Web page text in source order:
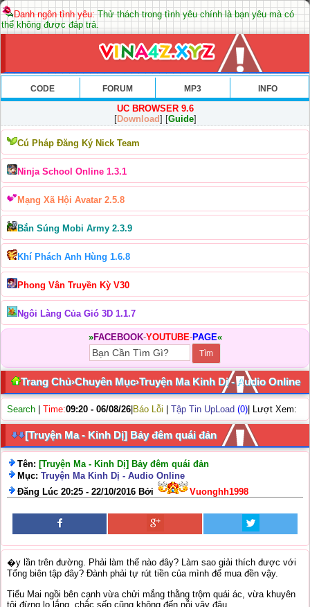
Danh ngôn tình yêu:Thử thách trong tình yêu chính là bạn yêu mà có
thể không được đáp trả.
CODE FORUM MP3 INFO
UC BROWSER 9.6
[Download] [Guide]
Cú Pháp Đăng Ký Nick Team
Ninja School Online 1.3.1
Mạng Xã Hội Avatar 2.5.8
Bắn Súng Mobi Army 2.3.9
Khí Phách Anh Hùng 1.6.8
Phong Vân Truyền Kỳ V30
Ngôi Làng Của Gió 3D 1.1.7
»FACEBOOK-YOUTUBE-PAGE«
Trang Chủ›Chuyên Mục›Truyện Ma Kinh Dị - Audio Online
Search Time:09:20 - 06/08/26 Báo Lỗi Tập Tin UpLoad (0) | Lượt Xem:
[Truyện Ma - Kinh Dị] Bảy đêm quái đản
Tên: [Truyện Ma - Kinh Dị] Bảy đêm quái đản
Mục: Truyện Ma Kinh Dị - Audio Online
Đăng Lúc 20:25 - 22/10/2016 Bởi
Vuonghh1998
�y lần trên đường. Phải làm thế nào đây? Làm sao giải thích được với
Tổng biên tập đây? Đành phải tự rút tiền của mình để mua đền vậy.
Tiểu Mai ngồi bên cạnh vừa chửi mắng thằng trộm quái ác, vừa khuyên
tôi đừng lo lắng, chắc sếp cũng không đến nỗi vậy đâu.